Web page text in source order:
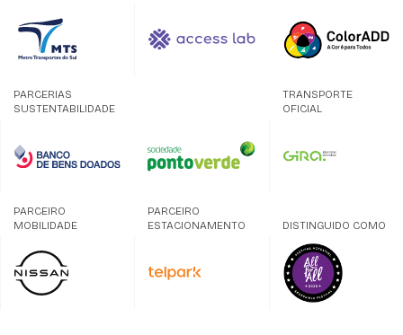
PARCERIAS
SUSTENTABILIDADE
TRANSPORTE
OFICIAL
PARCEIRO
MOBILIDADE
PARCEIRO
ESTACIONAMENTO
DISTINGUIDO COMO